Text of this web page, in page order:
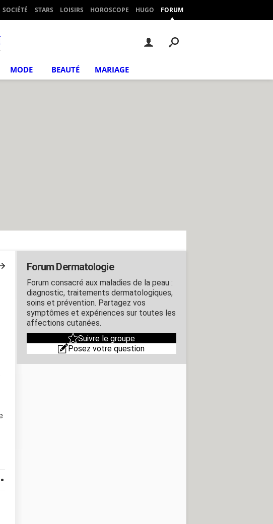
SOCIÉTÉ STARS LOISIRS HOROSCOPE HUGO FORUM
MODE BEAUTÉ MARIAGE
Forum Dermatologie
Forum consacré aux maladies de la peau :
diagnostic, traitements dermatologiques,
soins et prévention. Partagez vos
symptômes et expériences sur toutes les
affections cutanées.
Suivre le groupe
Posez votre question